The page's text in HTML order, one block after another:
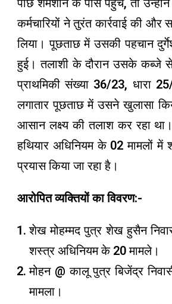
पीछे शमशान के पास पहुंचे, तो
कर्मचारियों ने तुरंत कार्रवाई की
लिया। पूछताछ में उसकी पहचान
हुई। तलाशी के दौरान उसके कब्जे से
प्राथमिकी संख्या 36/23, धारा
लगातार पूछताछ में उसने खुलासा
आसान लक्ष्य की तलाश कर रहा
हथियार अधिनियम के 02 मामलों में
प्रयास किया जा रहा है।
आरोपित व्यक्तियों का विवरण:-
शेख मोहम्मद पुत्र शेख हुसैन
शस्त्र अधिनियम के 20 मामले।
मोहन @ कालू पुत्र बिजेंद्र
मामला।